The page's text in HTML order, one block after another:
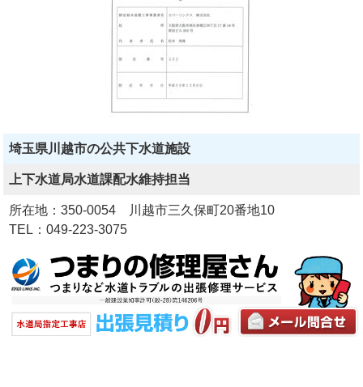
埼玉県川越市の公共下水道施設
上下水道局水道課配水維持担当
所在地：350-0054 川越市三久保町20番地10
TEL：049-223-3075